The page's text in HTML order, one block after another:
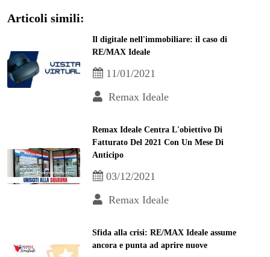
Articoli simili:
Il digitale nell'immobiliare: il caso di
RE/MAX Ideale
11/01/2021
Remax Ideale
Remax Ideale Centra L'obiettivo Di
Fatturato Del 2021 Con Un Mese Di
Anticipo
03/12/2021
Remax Ideale
Sfida alla crisi: RE/MAX Ideale assume
ancora e punta ad aprire nuove